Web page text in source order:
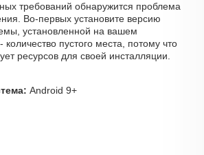
требований обнаружится проблема
Во-первых установите версию
установленной на вашем
количество пустого места, потому что
ресурсов для своей инсталляции.
Android 9+